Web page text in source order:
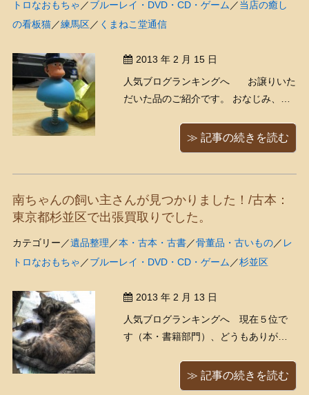
トロなおもちゃ／ブルーレイ・DVD・CD・ゲーム／当店の癒し
の看板猫／練馬区／ くまねこ堂通信
2013 年 2 月 15 日
人気ブログランキングへ お譲りいた
だいた品のご紹介です。 おなじみ、
ュラですね。ざますざますのドラキュ
ラ、私けっこう好きでした！（＾＾）
は、私が食べ終わったフェ ...
≫ 記事の続きを読む
南ちゃんの飼い主さんが見つかりました！/古本：
東京都杉並区で出張買取りでした。
カテゴリー／遺品整理／本・古本・古書／骨董品・古いもの／ レ
トロなおもちゃ／ブルーレイ・DVD・CD・ゲーム／杉並区
2013 年 2 月 13 日
人気ブログランキングへ 現在５位で
す（本・書籍部門）、どうもありがと
す！！以前飼い主さんを募集してい
た、元捨て猫・南ちゃんの新しい飼い
≫ 記事の続きを読む